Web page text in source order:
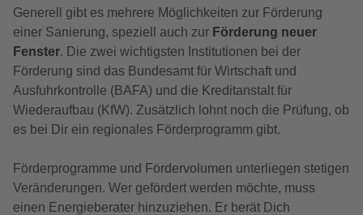
Generell gibt es mehrere Möglichkeiten zur Förderung
einer Sanierung, speziell auch zur Förderung neuer
Fenster. Die zwei wichtigsten Institutionen bei der
Förderung sind das Bundesamt für Wirtschaft und
Ausfuhrkontrolle (BAFA) und die Kreditanstalt für
Wiederaufbau (KfW). Zusätzlich lohnt noch die Prüfung, ob
es bei Dir ein regionales Förderprogramm gibt.
Förderprogramme und Fördervolumen unterliegen stetigen
Veränderungen. Wer gefördert werden möchte, muss
einen Energieberater hinzuziehen. Er berät Dich